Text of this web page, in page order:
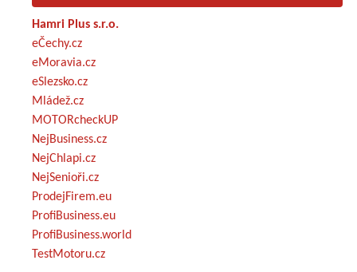
Hamri Plus s.r.o.
eČechy.cz
eMoravia.cz
eSlezsko.cz
Mládež.cz
MOTORcheckUP
NejBusiness.cz
NejChlapi.cz
NejSenioři.cz
ProdejFirem.eu
ProfiBusiness.eu
ProfiBusiness.world
TestMotoru.cz